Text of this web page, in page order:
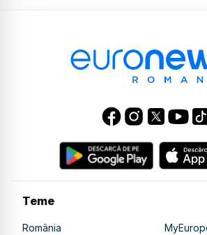
Teme
România